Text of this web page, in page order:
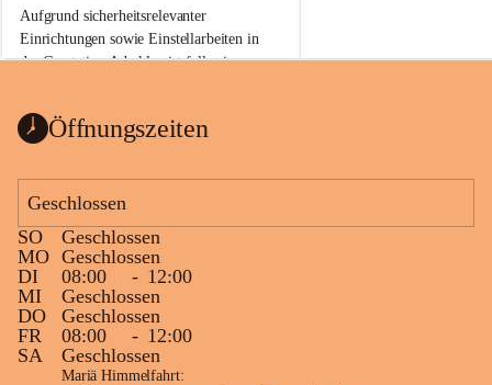
Aufgrund sicherheitsrelevanter
Einrichtungen sowie Einstellarbeiten in
der Gasstation Aderklaa ist fallweise
kommenden Tagen und Wochen wird
sein.
Die OMV Austria ist bemüht, für die
Bevölkerung ungewohnte, jedoch
technisch notwendige Betriebszustände so
kurz wie möglich zu halten.
Wir bitten daher die umliegende
Bevölkerung um Verständnis.
Öffnungszeiten
Geschlossen
SO
Geschlossen
MO Geschlossen
DI
08:00 - 12:00
MI
Geschlossen
DO
Geschlossen
FR
08:00 - 12:00
SA
Geschlossen
Mariä Himmelfahrt: